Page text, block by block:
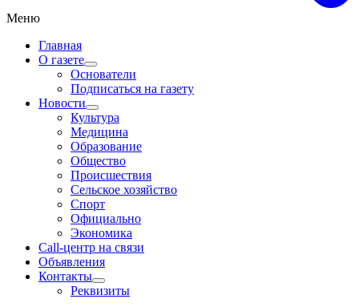
Меню
Главная
О газете
Основатели
Подписаться на газету
Новости
Культура
Медицина
Образование
Общество
Происшествия
Сельское хозяйство
Спорт
Официально
Экономика
Call-центр на связи
Объявления
Контакты
Реквизиты